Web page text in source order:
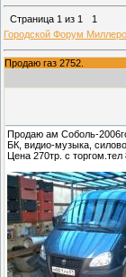
Страница 1 из 1
1
Городской Форум
Продаю газ 2752.
Продаю ам Соболь-
БК, видио-музыка,
Цена 270тр. с торгом.тел